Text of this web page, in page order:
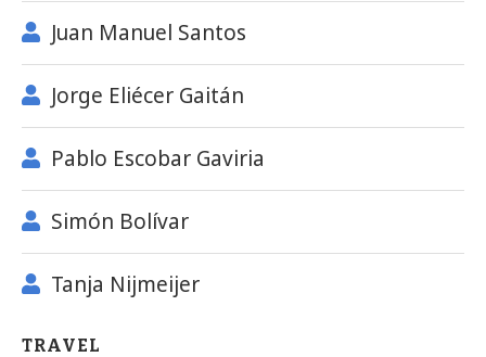
Juan Manuel Santos
Jorge Eliécer Gaitán
Pablo Escobar Gaviria
Simón Bolívar
Tanja Nijmeijer
TRAVEL